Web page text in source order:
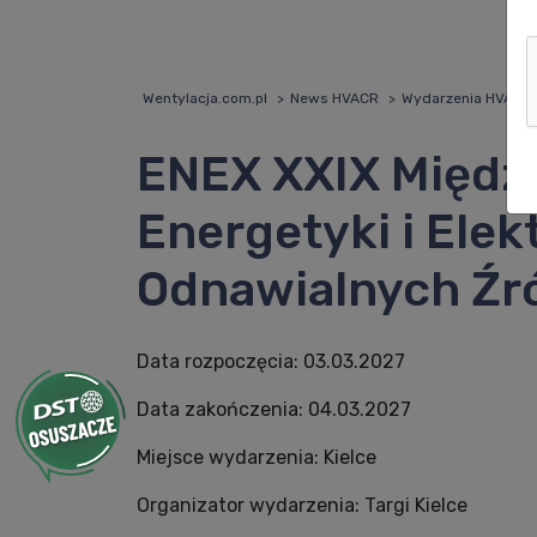
Wentylacja.com.pl News HVACR Wydarzenia HVACR
ENEX XXIX
Energetyki i
Odnawialnych
Data rozpoczęcia: 03.03.2027
Data zakończenia: 04.03.2027
Miejsce wydarzenia: Kielce
Organizator wydarzenia: Targi Kielce